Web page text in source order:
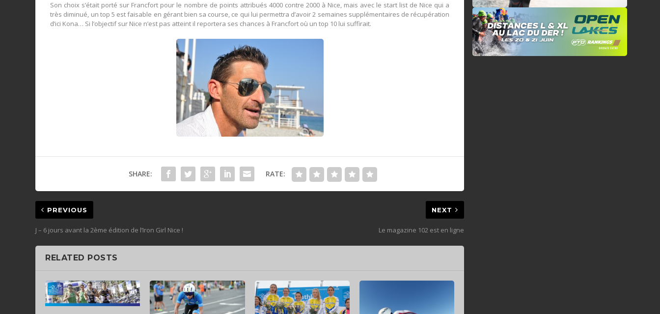
Son choix s’était porté sur Francfort pour le nombre de points attribués 4000 contre 2000 à Nice, mais avec le start list de Nice qui a
très diminué, un top 5 est faisable en gérant bien sa course, ce qui lui permettra d’avoir 2 semaines supplémentaires de récupération
d’ici Kona… Si l’objectif sur Nice n’est pas atteint il reportera ses chances à Francfort où un top 10 lui suffirait.
SHARE: RATE:
PREVIOUS
J – 6 jours avant la 2ème édition de l’Iron Girl Nice !
NEXT
Le magazine 102 est en ligne
RELATED POSTS